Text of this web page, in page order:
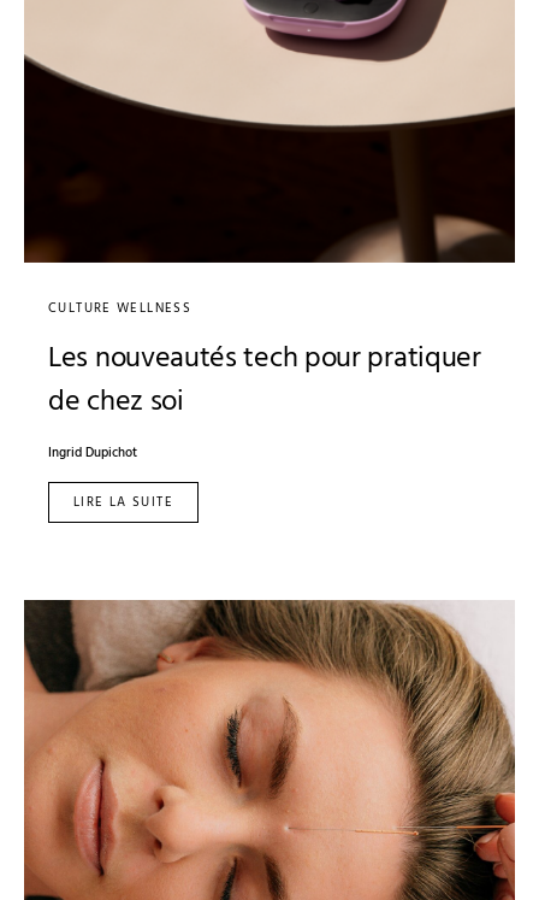
CULTURE WELLNESS
Les nouveautés tech pour pratiquer
de chez soi
Ingrid Dupichot
LIRE LA SUITE